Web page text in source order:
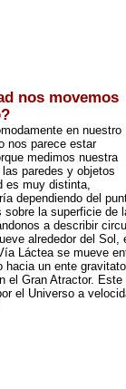
nos movemos
en nuestro
nos parece estar
medimos nuestra
paredes y objetos
es muy distinta,
dependiendo del
la superficie de
a describir
alrededor del
Láctea se mueve
hacia un ente
el Gran Atractor.
el Universo a